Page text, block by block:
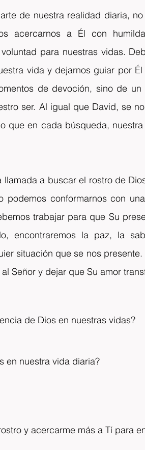
de nuestra realidad diaria,
acercarnos a Él con
para nuestras vidas.
vida y dejarnos guiar por
de devoción, sino de
ser. Al igual que David, se
que en cada búsqueda,
llamada a buscar el rostro de
podemos conformarnos con
trabajar para que Su
encontraremos la paz, la
situación que se nos
Señor y dejar que Su amor
de Dios en nuestras vidas?
en nuestra vida diaria?
y acercarme más a Tí para